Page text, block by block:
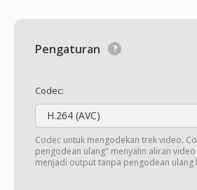
Pengaturan
Codec:
H.264 (AVC)
Codec untuk mengodekan trek video.
pengodean ulang" menyalin aliran
menjadi output tanpa pengodean ulang